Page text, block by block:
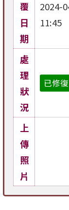
覆
日
期
2024-
11:45
處
理
狀
況
已修復
上
傳
照
片